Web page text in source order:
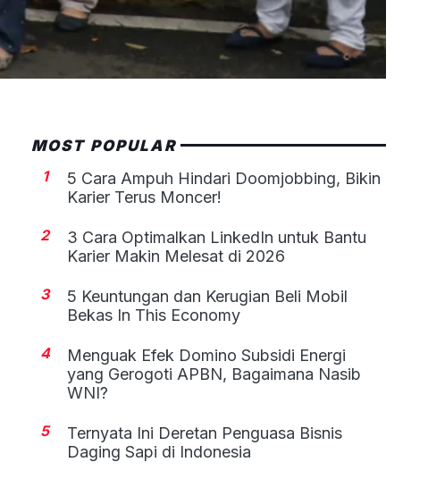
MOST POPULAR
1
5 Cara Ampuh Hindari Doomjobbing, Bikin
Karier Terus Moncer!
2
3 Cara Optimalkan LinkedIn untuk Bantu
Karier Makin Melesat di 2026
3
5 Keuntungan dan Kerugian Beli Mobil
Bekas In This Economy
4
Menguak Efek Domino Subsidi Energi
yang Gerogoti APBN, Bagaimana Nasib
WNI?
5
Ternyata Ini Deretan Penguasa Bisnis
Daging Sapi di Indonesia